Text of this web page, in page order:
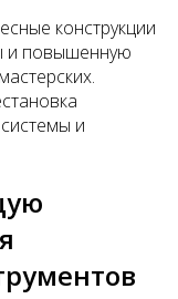
конструкции
и повышенную
и